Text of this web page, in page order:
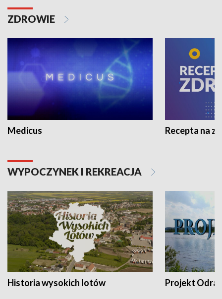
ZDROWIE
Medicus Recepta na
WYPOCZYNEK I REKREACJA
Historia wysokich lotów Projekt Odra